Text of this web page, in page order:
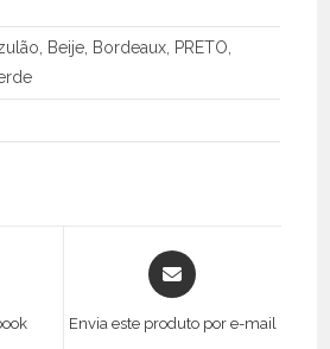
Beije, Bordeaux, PRETO,
Opens
in
Envia este produto por e-mail